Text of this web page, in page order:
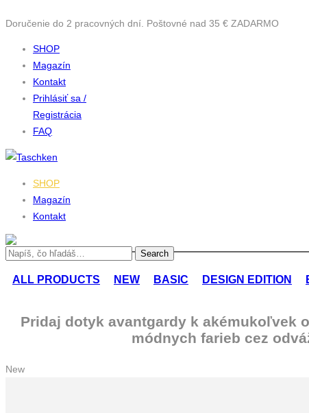
Doručenie do 2 pracovných dní. Poštovné nad 35 € ZADARMO
SHOP
Magazín
Kontakt
Prihlásiť sa /
Registrácia
FAQ
SHOP
Magazín
Kontakt
ALL PRODUCTS NEW BASIC DESIGN EDITION
Pridaj dotyk avantgardy k akémukoľvek
módnych farieb cez
New